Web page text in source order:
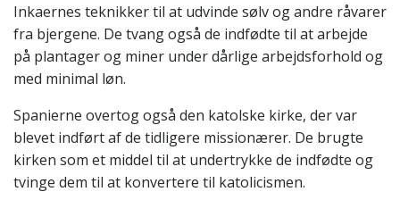
Inkaernes teknikker til at udvinde sølv og andre råvarer
fra bjergene. De tvang også de indfødte til at arbejde
på plantager og miner under dårlige arbejdsforhold og
med minimal løn.
Spanierne overtog også den katolske kirke, der var
blevet indført af de tidligere missionærer. De brugte
kirken som et middel til at undertrykke de indfødte og
tvinge dem til at konvertere til katolicismen.